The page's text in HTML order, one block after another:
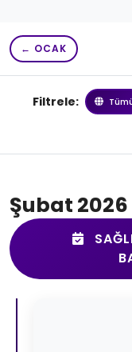
← OCAK
Filtrele:
Şubat